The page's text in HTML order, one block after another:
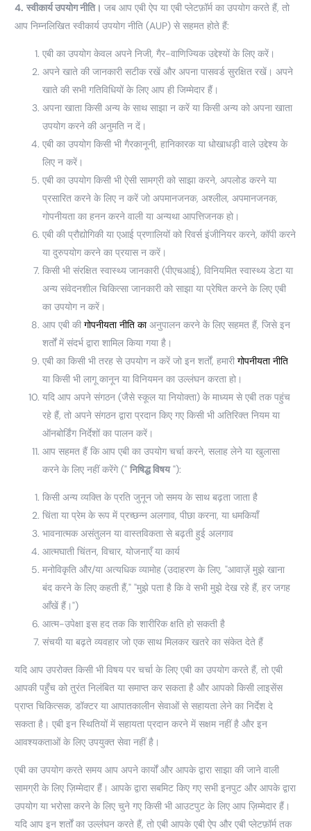
4. स्वीकार्य उपयोग नीति। जब आप एबी ऐप या एबी प्लेटफ़ॉर्म का उपयोग करते हैं, तो
आप निम्नलिखित स्वीकार्य उपयोग नीति (AUP) से सहमत होते हैं:
एबी का उपयोग केवल अपने निजी, गैर-वाणिज्यिक उद्देश्यों के लिए करें।
अपने खाते की जानकारी सटीक रखें और अपना पासवर्ड सुरक्षित रखें। अपने
खाते की सभी गतिविधियों के लिए आप ही जिम्मेदार हैं।
अपना खाता किसी अन्य के साथ साझा न करें या किसी अन्य को अपना खाता
उपयोग करने की अनुमति न दें।
एबी का उपयोग किसी भी गैरकानूनी, हानिकारक या धोखाधड़ी वाले उद्देश्य के
लिए न करें।
एबी का उपयोग किसी भी ऐसी सामग्री को साझा करने, अपलोड करने या
प्रसारित करने के लिए न करें जो अपमानजनक, अश्लील, अपमानजनक,
गोपनीयता का हनन करने वाली या अन्यथा आपत्तिजनक हो।
एबी की प्रौद्योगिकी या एआई प्रणालियों को रिवर्स इंजीनियर करने, कॉपी करने
या दुरुपयोग करने का प्रयास न करें।
किसी भी संरक्षित स्वास्थ्य जानकारी (पीएचआई), विनियमित स्वास्थ्य डेटा या
अन्य संवेदनशील चिकित्सा जानकारी को साझा या प्रेषित करने के लिए एबी
का उपयोग न करें।
आप एबी कीगोपनीयता नीति काअनुपालन करने के लिए सहमत हैं, जिसे इन
शर्तों में संदर्भ द्वारा शामिल किया गया है।
एबी का किसी भी तरह से उपयोग न करें जो इन शर्तों, हमारीगोपनीयता नीति
या किसी भी लागू कानून या विनियमन का उल्लंघन करता हो।
यदि आप अपने संगठन (जैसे स्कूल या नियोक्ता) के माध्यम से एबी तक पहुंच
रहे हैं, तो अपने संगठन द्वारा प्रदान किए गए किसी भी अतिरिक्त नियम या
ऑनबोर्डिंग निर्देशों का पालन करें।
आप सहमत हैं कि आप एबी का उपयोग चर्चा करने, सलाह लेने या खुलासा
करने के लिए नहीं करेंगे ("निषिद्ध विषय"):
किसी अन्य व्यक्ति के प्रति जुनून जो समय के साथ बढ़ता जाता है
चिंता या प्रेम के रूप में प्रच्छन्न अलगाव, पीछा करना, या धमकियाँ
भावनात्मक असंतुलन या वास्तविकता से बढ़ती हुई अलगाव
आत्मघाती चिंतन, विचार, योजनाएँ या कार्य
मनोविकृति और/या अत्यधिक व्यामोह (उदाहरण के लिए, "आवाज़ें मुझे खाना
बंद करने के लिए कहती हैं," "मुझे पता है कि वे सभी मुझे देख रहे हैं, हर जगह
आँखें हैं।")
आत्म-उपेक्षा इस हद तक कि शारीरिक क्षति हो सकती है
संचयी या बढ़ते व्यवहार जो एक साथ मिलकर खतरे का संकेत देते हैं
यदि आप उपरोक्त किसी भी विषय पर चर्चा के लिए एबी का उपयोग करते हैं, तो एबी
आपकी पहुँच को तुरंत निलंबित या समाप्त कर सकता है और आपको किसी लाइसेंस
प्राप्त चिकित्सक, डॉक्टर या आपातकालीन सेवाओं से सहायता लेने का निर्देश दे
सकता है। एबी इन स्थितियों में सहायता प्रदान करने में सक्षम नहीं है और इन
आवश्यकताओं के लिए उपयुक्त सेवा नहीं है।
एबी का उपयोग करते समय आप अपने कार्यों और आपके द्वारा साझा की जाने वाली
सामग्री के लिए ज़िम्मेदार हैं। आपके द्वारा सबमिट किए गए सभी इनपुट और आपके द्वारा
उपयोग या भरोसा करने के लिए चुने गए किसी भी आउटपुट के लिए आप ज़िम्मेदार हैं।
यदि आप इन शर्तों का उल्लंघन करते हैं, तो एबी आपके एबी ऐप और एबी प्लेटफ़ॉर्म तक